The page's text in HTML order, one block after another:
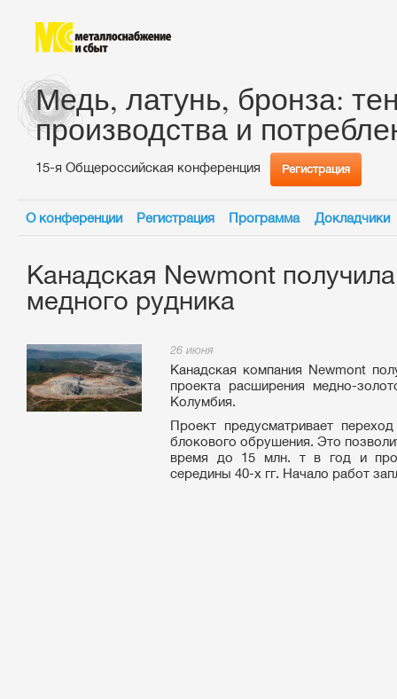
Медь, латунь, бронза:
производства и
15-я Общероссийская конференция Регистрация
О конференции Регистрация Программа Докладчики
Канадская Newmont
медного рудника
26 июня
Канадская компания Newmont
проекта расширения медно-
Колумбия.
Проект предусматривает
блокового обрушения. Это
время до 15 млн. т в год и
середины 40-х гг. Начало работ